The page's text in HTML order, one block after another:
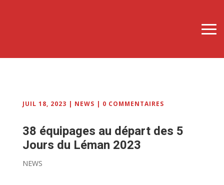
JUIL 18, 2023 | NEWS | 0 COMMENTAIRES
38 équipages au départ des 5
Jours du Léman 2023
NEWS